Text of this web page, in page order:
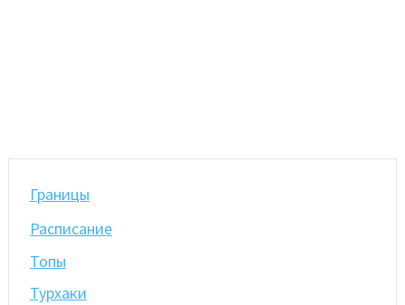
Границы
Расписание
Топы
Турхаки